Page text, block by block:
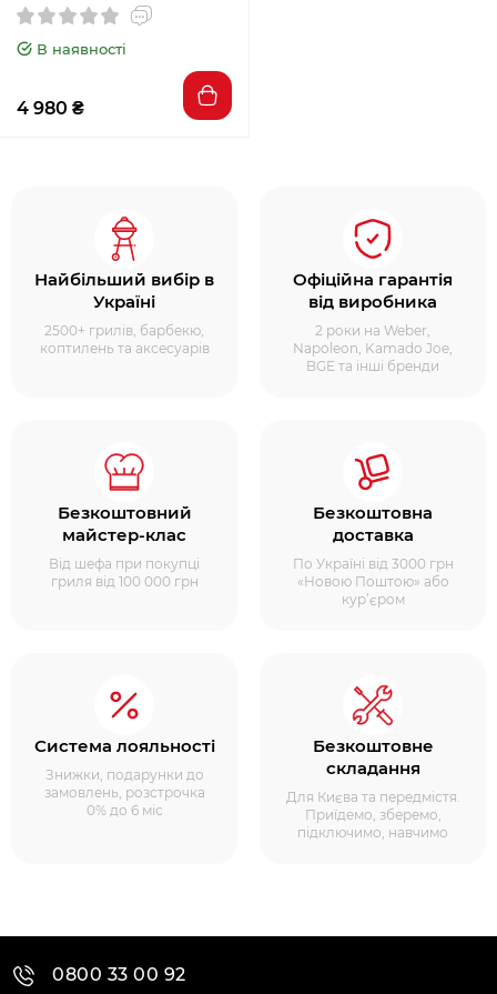
В наявності
4 980 ₴
Найбільший вибір в
Україні
2500+ грилів, барбекю,
коптилень та аксесуарів
Офіційна гарантія
від виробника
2 роки на Weber,
Napoleon, Kamado Joe,
BGE та інші бренди
Безкоштовний
майстер-клас
Від шефа при покупці
гриля від 100 000 грн
Безкоштовна
доставка
По Україні від 3000 грн
«Новою Поштою» або
кур’єром
Система лояльності
Знижки, подарунки до
замовлень, розстрочка
0% до 6 міс
Безкоштовне
складання
Для Києва та передмістя.
Приїдемо, зберемо,
підключимо, навчимо
0800 33 00 92